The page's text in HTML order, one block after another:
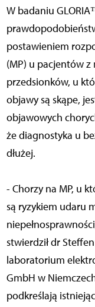
W badaniu
postawieniem
(MP) u pacjentów
przedsionków, u
objawy są skąpe,
objawowych
że diagnostyka u
dłużej.
- Chorzy na MP, u
są ryzykiem udaru
stwierdził dr
laboratorium
GmbH w
podkreślają